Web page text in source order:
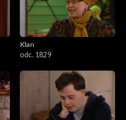
Klan
odc. 1829